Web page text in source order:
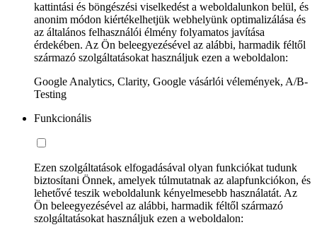
kattintási és böngészési viselkedést a weboldalunkon belül, és
anonim módon kiértékelhetjük webhelyünk optimalizálása és
az általános felhasználói élmény folyamatos javítása
érdekében. Az Ön beleegyezésével az alábbi, harmadik féltől
származó szolgáltatásokat használjuk ezen a weboldalon:
Google Analytics, Clarity, Google vásárlói vélemények, A/B-
Testing
Funkcionális
Ezen szolgáltatások elfogadásával olyan funkciókat tudunk
biztosítani Önnek, amelyek túlmutatnak az alapfunkciókon, és
lehetővé teszik weboldalunk kényelmesebb használatát. Az
Ön beleegyezésével az alábbi, harmadik féltől származó
szolgáltatásokat használjuk ezen a weboldalon: